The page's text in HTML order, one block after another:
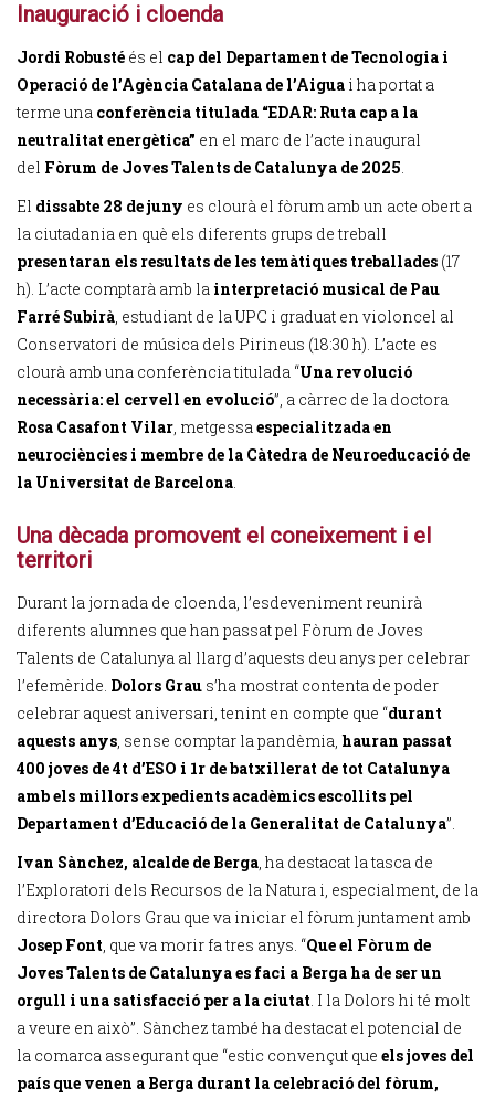
Inauguració i cloenda
Jordi Robusté és el cap del Departament de Tecnologia i
Operació de l’Agència Catalana de l’Aigua i ha portat a
terme una conferència titulada “EDAR: Ruta cap a la
neutralitat energètica” en el marc de l’acte inaugural
del Fòrum de Joves Talents de Catalunya de 2025.
El dissabte 28 de juny es clourà el fòrum amb un acte obert a
la ciutadania en què els diferents grups de treball
presentaran els resultats de les temàtiques treballades (17
h). L’acte comptarà amb lainterpretació musical de Pau
Farré Subirà, estudiant de la UPC i graduat en violoncel al
Conservatori de música dels Pirineus (18:30 h). L’acte es
clourà amb una conferència titulada “Una revolució
necessària: el cervell en evolució”, a càrrec de la doctora
Rosa Casafont Vilar, metgessaespecialitzada en
neurociències i membre de la Càtedra de Neuroeducació de
la Universitat de Barcelona.
Una dècada promovent el coneixement i el
territori
Durant la jornada de cloenda, l’esdeveniment reunirà
diferents alumnes que han passat pel Fòrum de Joves
Talents de Catalunya al llarg d’aquests deu anys per celebrar
l’efemèride. Dolors Grau s’ha mostrat contenta de poder
celebrar aquest aniversari, tenint en compte que “durant
aquests anys, sense comptar la pandèmia, hauran passat
400 joves de 4t d’ESO i 1r de batxillerat de tot Catalunya
amb els millors expedients acadèmics escollits pel
Departament d’Educació de la Generalitat de Catalunya”.
Ivan Sànchez, alcalde de Berga, ha destacat la tasca de
l’Exploratori dels Recursos de la Natura i, especialment, de la
directora Dolors Grau que va iniciar el fòrum juntament amb
Josep Font, que va morir fa tres anys. “Que el Fòrum de
Joves Talents de Catalunya es faci a Berga ha de ser un
orgull i una satisfacció per a la ciutat. I la Dolors hi té molt
a veure en això”. Sànchez també ha destacat el potencial de
la comarca assegurant que “estic convençut que els joves del
país que venen a Berga durant la celebració del fòrum,